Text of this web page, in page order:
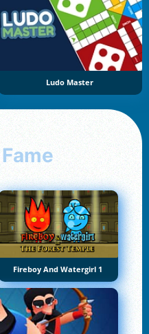
Ludo Master
Fame
Fireboy And Watergirl 1